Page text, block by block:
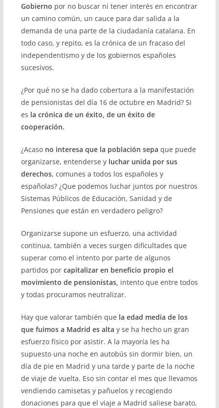
Gobierno por no buscar ni tener interés en encontrar
un camino común, un cauce para dar salida a la
demanda de una parte de la ciudadanía catalana. En
todo caso, y repito, es la crónica de un fracaso del
independentismo y de los gobiernos españoles
sucesivos.
¿Por qué no se ha dado cobertura a la manifestación
de pensionistas del día 16 de octubre en Madrid? Si
es la crónica de un éxito, de un éxito de
cooperación.
¿Acaso no interesa que la población sepa que puede
organizarse, entenderse yluchar unida por sus
derechos, comunes a todos los españoles y
españolas? ¿Que podemos luchar juntos por nuestros
Sistemas Públicos de Educación, Sanidad y de
Pensiones que están en verdadero peligro?
Organizarse supone un esfuerzo, una actividad
continua, también a veces surgen dificultades que
superar como el intento por parte de algunos
partidos por capitalizar en beneficio propio el
movimiento de pensionistas, intento que entre todos
y todas procuramos neutralizar.
Hay que valorar también que la edad media de los
que fuimos a Madrid es alta y se ha hecho un gran
esfuerzo físico por asistir. A la mayoría les ha
supuesto una noche en autobús sin dormir bien, un
día de pie en Madrid y una tarde y parte de la noche
de viaje de vuelta. Eso sin contar el mes que llevamos
vendiendo camisetas y pañuelos y recogiendo
donaciones para que el viaje a Madrid saliese barato,